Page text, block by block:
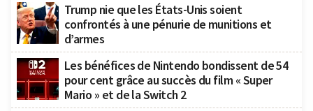
Trump nie que les États-Unis soient
confrontés à une pénurie de munitions et
d’armes
Les bénéfices de Nintendo bondissent de 54
pour cent grâce au succès du film « Super
Mario » et de la Switch 2